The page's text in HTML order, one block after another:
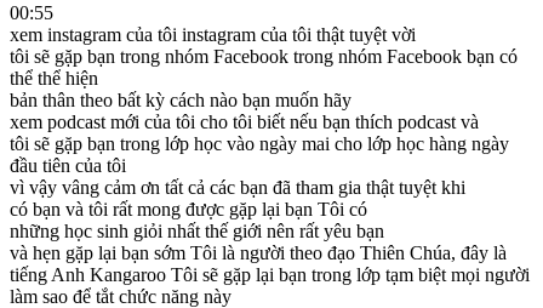
00:55
xem instagram của tôi instagram của tôi thật tuyệt vời
tôi sẽ gặp bạn trong nhóm Facebook trong nhóm Facebook bạn có
thể thể hiện
bản thân theo bất kỳ cách nào bạn muốn hãy
xem podcast mới của tôi cho tôi biết nếu bạn thích podcast và
tôi sẽ gặp bạn trong lớp học vào ngày mai cho lớp học hàng ngày
đầu tiên của tôi
vì vậy vâng cảm ơn tất cả các bạn đã tham gia thật tuyệt khi
có bạn và tôi rất mong được gặp lại bạn Tôi có
những học sinh giỏi nhất thế giới nên rất yêu bạn
và hẹn gặp lại bạn sớm Tôi là người theo đạo Thiên Chúa, đây là
tiếng Anh Kangaroo Tôi sẽ gặp lại bạn trong lớp tạm biệt mọi người
làm sao để tắt chức năng này